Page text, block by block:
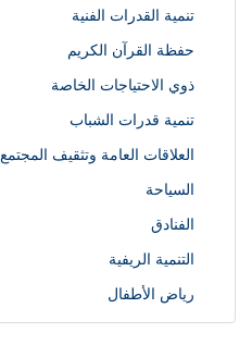
تنمية القدرات الفنية
حفظة القرآن الكريم
ذوي الاحتياجات الخاصة
تنمية قدرات الشباب
العلاقات العامة وتثقيف المجتمع
السياحة
الفنادق
التنمية الريفية
رياض الأطفال